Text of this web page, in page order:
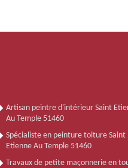
Artisan peintre d'intérieur Saint
Au Temple 51460
Spécialiste en peinture toiture Saint
Etienne Au Temple 51460
Travaux de petite maçonnerie en